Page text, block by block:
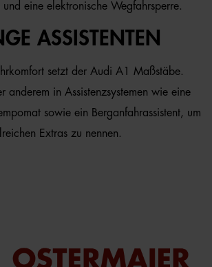
und eine elektronische Wegfahrsperre.
ASSISTENTEN
setzt der Audi A1 Maßstäbe.
anderem in Assistenzsystemen wie eine
sowie ein Berganfahrassistent, um
Extras zu nennen.